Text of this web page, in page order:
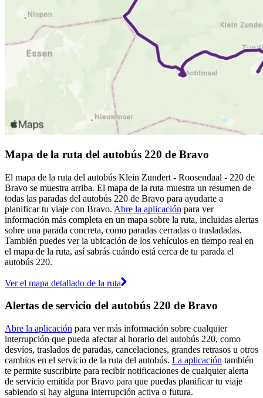
Mapa de la ruta del autobús 220 de Bravo
El mapa de la ruta del autobús Klein Zundert - Roosendaal - 220 de
Bravo se muestra arriba. El mapa de la ruta muestra un resumen de
todas las paradas del autobús 220 de Bravo para ayudarte a
planificar tu viaje con Bravo. Abre la aplicación para ver
información más completa en un mapa sobre la ruta, incluidas alertas
sobre una parada concreta, como paradas cerradas o trasladadas.
También puedes ver la ubicación de los vehículos en tiempo real en
el mapa de la ruta, así sabrás cuándo está cerca de tu parada el
autobús 220.
Ver el mapa detallado de la ruta
Alertas de servicio del autobús 220 de Bravo
Abre la aplicación para ver más información sobre cualquier
interrupción que pueda afectar al horario del autobús 220, como
desvíos, traslados de paradas, cancelaciones, grandes retrasos u otros
cambios en el servicio de la ruta del autobús. La aplicación también
te permite suscribirte para recibir notificaciones de cualquier alerta
de servicio emitida por Bravo para que puedas planificar tu viaje
sabiendo si hay alguna interrupción activa o futura.